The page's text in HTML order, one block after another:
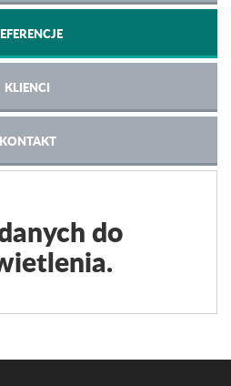
KLIENCI
KONTAKT
do